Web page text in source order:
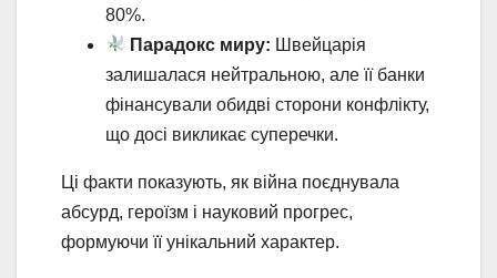
80%.
Парадокс миру: Швейцарія
залишалася нейтральною, але її банки
фінансували обидві сторони конфлікту,
що досі викликає суперечки.
Ці факти показують, як війна поєднувала
абсурд, героїзм і науковий прогрес,
формуючи її унікальний характер.